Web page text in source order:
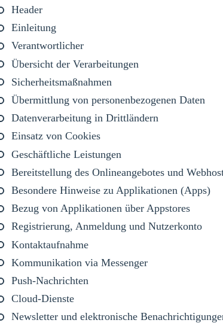
Header
Einleitung
Verantwortlicher
Übersicht der Verarbeitungen
Sicherheitsmaßnahmen
Übermittlung von personenbezogenen Daten
Datenverarbeitung in Drittländern
Einsatz von Cookies
Geschäftliche Leistungen
Bereitstellung des Onlineangebotes und
Besondere Hinweise zu Applikationen (Apps)
Bezug von Applikationen über Appstores
Registrierung, Anmeldung und Nutzerkonto
Kontaktaufnahme
Kommunikation via Messenger
Push-Nachrichten
Cloud-Dienste
Newsletter und elektronische